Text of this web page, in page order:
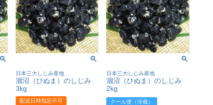
日本三大しじみ産地
涸沼（ひぬま）のしじみ
3kg
配送日時指定不可
日本三大しじみ産地
涸沼（ひぬま）のしじみ
2kg
クール便（冷蔵）